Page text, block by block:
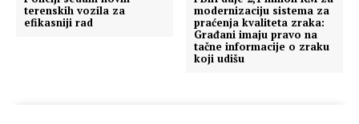
terenskih vozila za
efikasniji rad
modernizaciju sistema za
praćenja kvaliteta zraka:
Građani imaju pravo na
tačne informacije o zraku
koji udišu